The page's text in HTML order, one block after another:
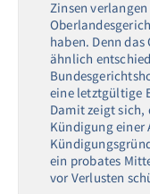
Zinsen
haben. Denn
ähnlich
eine letztgültige
Damit zeigt
Kündigung einer
ein probates
vor Verlusten